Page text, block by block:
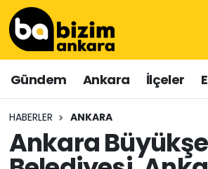
Gündem Ankara İlçeler
HABERLER ANKARA
Ankara
Hava Durumu
Trafik Durumu
Süper Lig Puan Durumu ve
Tüm Manşetler